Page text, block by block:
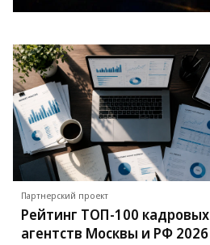
Партнерский проект
Рейтинг ТОП-100 кадровых
агентств Москвы и РФ 2026